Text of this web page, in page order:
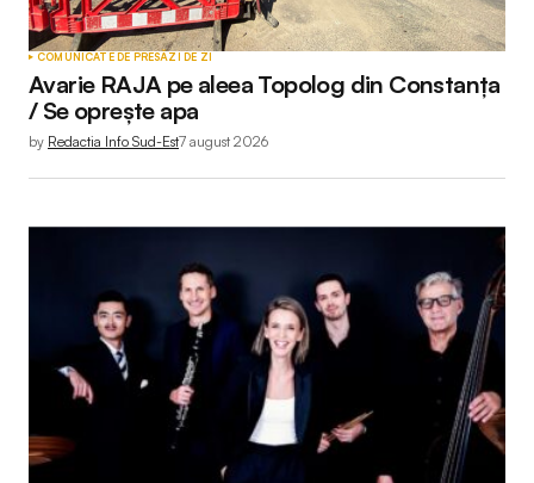
COMUNICATE DE PRESĂZI DE ZI
Avarie RAJA pe aleea Topolog din Constanța
/ Se oprește apa
by Redactia Info Sud-Est7 august 2026